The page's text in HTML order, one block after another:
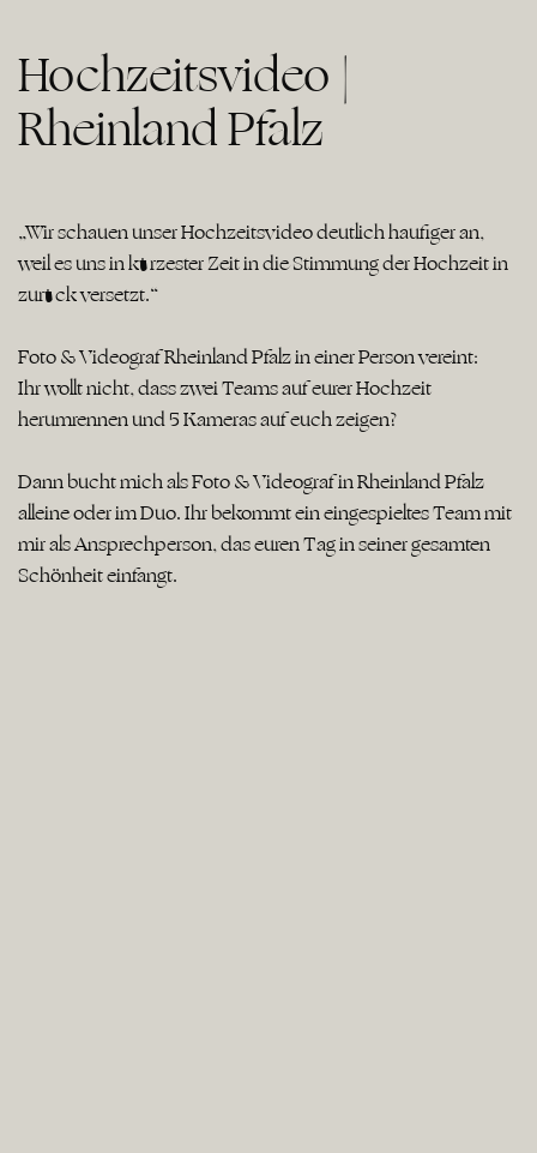
Hochzeitsvideo |
Rheinland Pfalz
„Wir schauen unser Hochzeitsvideo deutlich häufiger an,
weil es uns in kürzester Zeit in die Stimmung der Hochzeit in
zurück versetzt.“
Foto & Videograf Rheinland Pfalz in einer Person vereint:
Ihr wollt nicht, dass zwei Teams auf eurer Hochzeit
herumrennen und 5 Kameras auf euch zeigen?
Dann bucht mich als Foto & Videograf in Rheinland Pfalz
alleine oder im Duo. Ihr bekommt ein eingespieltes Team mit
mir als Ansprechperson, das euren Tag in seiner gesamten
Schönheit einfängt.